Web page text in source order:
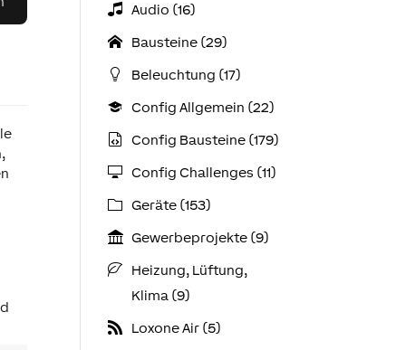
Audio (16)
Bausteine (29)
Beleuchtung (17)
Config Allgemein (22)
Config Bausteine (179)
Config Challenges (11)
Geräte (153)
Gewerbeprojekte (9)
Heizung, Lüftung,
Klima (9)
Loxone Air (5)